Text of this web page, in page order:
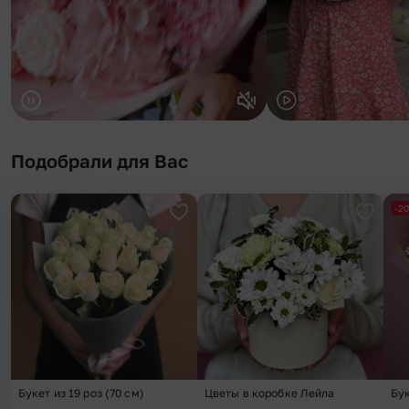
Подобрали для Вас
Добавить в избранное
Букет из 19 роз (70 см) Цветы в коробке Лейла
-